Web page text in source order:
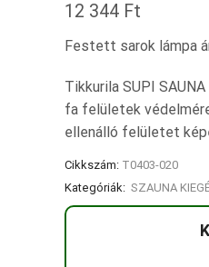
12 344 Ft
Festett sarok lámpa
Tikkurila SUPI
fa felületek
ellenálló felületet
Cikkszám: T0403-020
Kategóriák: SZAUNA